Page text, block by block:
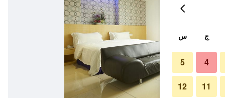
ج س
4
5
11
12